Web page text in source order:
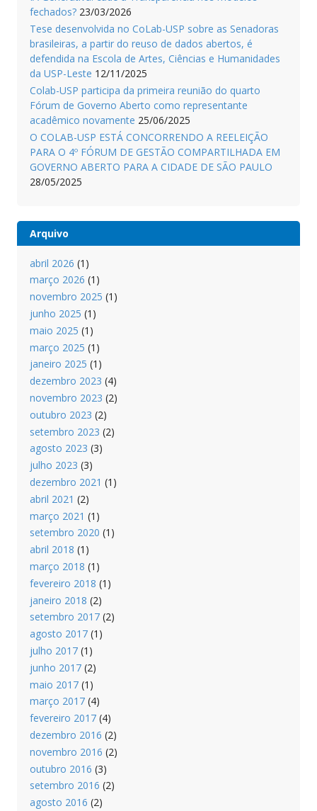
fechados? 23/03/2026
Tese desenvolvida no CoLab-USP sobre as Senadoras
brasileiras, a partir do reuso de dados abertos, é
defendida na Escola de Artes, Ciências e Humanidades
da USP-Leste 12/11/2025
Colab-USP participa da primeira reunião do quarto
Fórum de Governo Aberto como representante
acadêmico novamente 25/06/2025
O COLAB-USP ESTÁ CONCORRENDO A REELEIÇÃO
PARA O 4º FÓRUM DE GESTÃO COMPARTILHADA EM
GOVERNO ABERTO PARA A CIDADE DE SÃO PAULO
28/05/2025
Arquivo
abril 2026 (1)
março 2026 (1)
novembro 2025 (1)
junho 2025 (1)
maio 2025 (1)
março 2025 (1)
janeiro 2025 (1)
dezembro 2023 (4)
novembro 2023 (2)
outubro 2023 (2)
setembro 2023 (2)
agosto 2023 (3)
julho 2023 (3)
dezembro 2021 (1)
abril 2021 (2)
março 2021 (1)
setembro 2020 (1)
abril 2018 (1)
março 2018 (1)
fevereiro 2018 (1)
janeiro 2018 (2)
setembro 2017(2)
agosto 2017(1)
julho 2017(1)
junho 2017(2)
maio 2017(1)
março 2017(4)
fevereiro 2017(4)
dezembro 2016 (2)
novembro 2016 (2)
outubro 2016 (3)
setembro 2016 (2)
agosto 2016 (2)